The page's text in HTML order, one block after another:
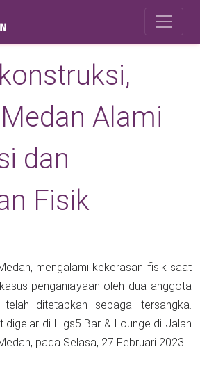
Alami
dan
Fisik
mengalami kekerasan fisik saat
penganiayaan oleh dua anggota
telah ditetapkan sebagai tersangka.
digelar di Higs5 Bar & Lounge di Jalan
pada Selasa, 27 Februari 2023.